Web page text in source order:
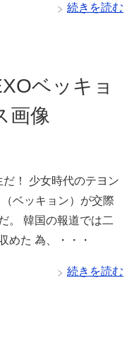
続きを読む
ベッキョ
画像
！ 少女時代のテヨン
ベッキョン）が交際
。 韓国の報道では二
めた 為、・・・
続きを読む